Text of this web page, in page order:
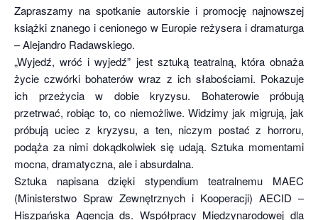
Zapraszamy na spotkanie autorskie i promocję najnowszej
książki znanego i cenionego w Europie reżysera i dramaturga
– Alejandro Radawskiego.
„Wyjedź, wróć i wyjedź” jest sztuką teatralną, która obnaża
życie czwórki bohaterów wraz z ich słabościami. Pokazuje
ich przeżycia w dobie kryzysu. Bohaterowie próbują
przetrwać, robiąc to, co niemożliwe. Widzimy jak migrują, jak
próbują uciec z kryzysu, a ten, niczym postać z horroru,
podąża za nimi dokądkolwiek się udają. Sztuka momentami
mocna, dramatyczna, ale i absurdalna.
Sztuka napisana dzięki stypendium teatralnemu MAEC
(Ministerstwo Spraw Zewnętrznych i Kooperacji) AECID –
Hiszpańska Agencja ds. Współpracy Międzynarodowej dla